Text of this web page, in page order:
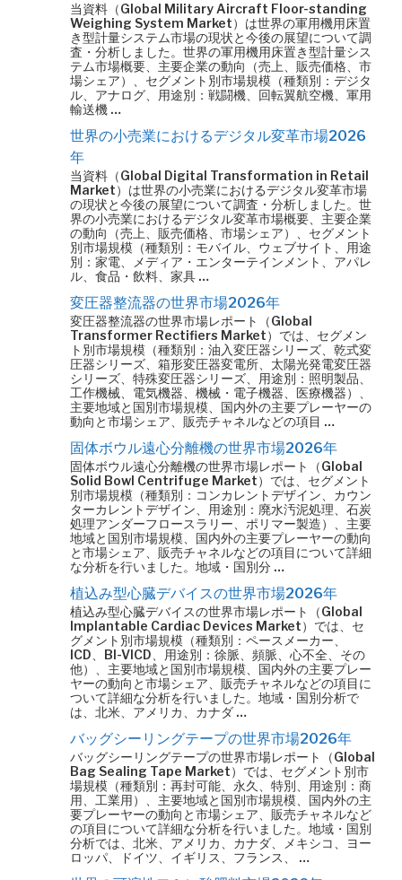
当資料（Global Military Aircraft Floor-standing
Weighing System Market）は世界の軍用機用床置
き型計量システム市場の現状と今後の展望について調
査・分析しました。世界の軍用機用床置き型計量シス
テム市場概要、主要企業の動向（売上、販売価格、市
場シェア）、セグメント別市場規模（種類別：デジタ
ル、アナログ、用途別：戦闘機、回転翼航空機、軍用
輸送機 …
世界の小売業におけるデジタル変革市場2026
年
当資料（Global Digital Transformation in Retail
Market）は世界の小売業におけるデジタル変革市場
の現状と今後の展望について調査・分析しました。世
界の小売業におけるデジタル変革市場概要、主要企業
の動向（売上、販売価格、市場シェア）、セグメント
別市場規模（種類別：モバイル、ウェブサイト、用途
別：家電、メディア・エンターテインメント、アパレ
ル、食品・飲料、家具 …
変圧器整流器の世界市場2026年
変圧器整流器の世界市場レポート（Global
Transformer Rectifiers Market）では、セグメン
ト別市場規模（種類別：油入変圧器シリーズ、乾式変
圧器シリーズ、箱形変圧器変電所、太陽光発電変圧器
シリーズ、特殊変圧器シリーズ、用途別：照明製品、
工作機械、電気機器、機械・電子機器、医療機器）、
主要地域と国別市場規模、国内外の主要プレーヤーの
動向と市場シェア、販売チャネルなどの項目 …
固体ボウル遠心分離機の世界市場2026年
固体ボウル遠心分離機の世界市場レポート（Global
Solid Bowl Centrifuge Market）では、セグメント
別市場規模（種類別：コンカレントデザイン、カウン
ターカレントデザイン、用途別：廃水汚泥処理、石炭
処理アンダーフロースラリー、ポリマー製造）、主要
地域と国別市場規模、国内外の主要プレーヤーの動向
と市場シェア、販売チャネルなどの項目について詳細
な分析を行いました。地域・国別分 …
植込み型心臓デバイスの世界市場2026年
植込み型心臓デバイスの世界市場レポート（Global
Implantable Cardiac Devices Market）では、セ
グメント別市場規模（種類別：ペースメーカー、
ICD、BI-VICD、用途別：徐脈、頻脈、心不全、その
他）、主要地域と国別市場規模、国内外の主要プレー
ヤーの動向と市場シェア、販売チャネルなどの項目に
ついて詳細な分析を行いました。地域・国別分析で
は、北米、アメリカ、カナダ …
バッグシーリングテープの世界市場2026年
バッグシーリングテープの世界市場レポート（Global
Bag Sealing Tape Market）では、セグメント別市
場規模（種類別：再封可能、永久、特別、用途別：商
用、工業用）、主要地域と国別市場規模、国内外の主
要プレーヤーの動向と市場シェア、販売チャネルなど
の項目について詳細な分析を行いました。地域・国別
分析では、北米、アメリカ、カナダ、メキシコ、ヨー
ロッパ、ドイツ、イギリス、フランス、 …